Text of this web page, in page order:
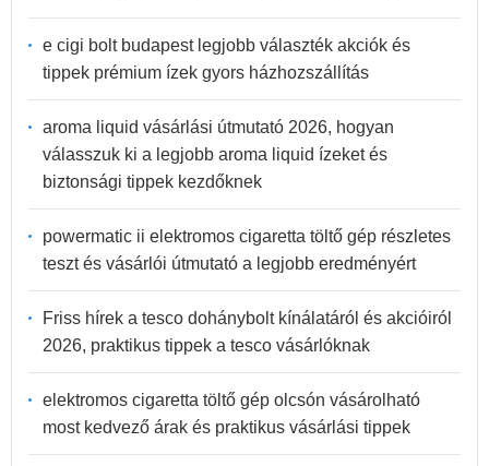
e cigi bolt budapest legjobb választék akciók és
tippek prémium ízek gyors házhozszállítás
aroma liquid vásárlási útmutató 2026, hogyan
válasszuk ki a legjobb aroma liquid ízeket és
biztonsági tippek kezdőknek
powermatic ii elektromos cigaretta töltő gép részletes
teszt és vásárlói útmutató a legjobb eredményért
Friss hírek a tesco dohánybolt kínálatáról és akcióiról
2026, praktikus tippek a tesco vásárlóknak
elektromos cigaretta töltő gép olcsón vásárolható
most kedvező árak és praktikus vásárlási tippek